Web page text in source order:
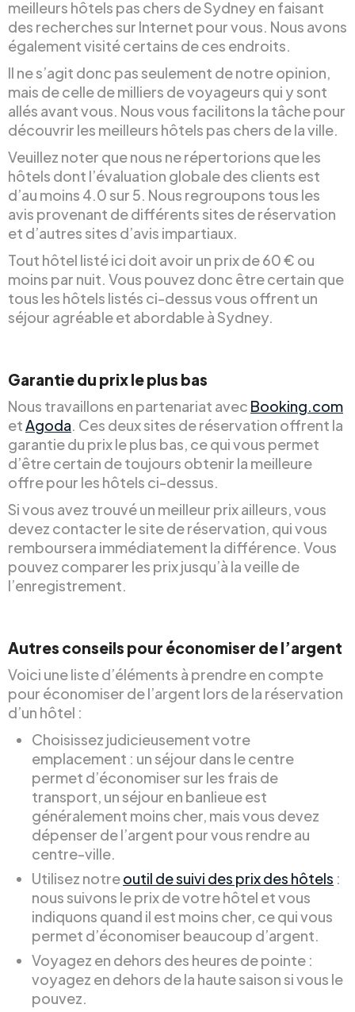
meilleurs hôtels pas chers de Sydney en faisant
des recherches sur Internet pour vous. Nous avons
également visité certains de ces endroits.
Il ne s’agit donc pas seulement de notre opinion,
mais de celle de milliers de voyageurs qui y sont
allés avant vous. Nous vous facilitons la tâche pour
découvrir les meilleurs hôtels pas chers de la ville.
Veuillez noter que nous ne répertorions que les
hôtels dont l’évaluation globale des clients est
d’au moins 4.0 sur 5. Nous regroupons tous les
avis provenant de différents sites de réservation
et d’autres sites d’avis impartiaux.
Tout hôtel listé ici doit avoir un prix de 60 € ou
moins par nuit. Vous pouvez donc être certain que
tous les hôtels listés ci-dessus vous offrent un
séjour agréable et abordable à Sydney.
Garantie du prix le plus bas
Nous travaillons en partenariat avec Booking.com
etAgoda. Ces deux sites de réservation offrent la
garantie du prix le plus bas, ce qui vous permet
d’être certain de toujours obtenir la meilleure
offre pour les hôtels ci-dessus.
Si vous avez trouvé un meilleur prix ailleurs, vous
devez contacter le site de réservation, qui vous
remboursera immédiatement la différence. Vous
pouvez comparer les prix jusqu’à la veille de
l’enregistrement.
Autres conseils pour économiser de l’argent
Voici une liste d’éléments à prendre en compte
pour économiser de l’argent lors de la réservation
d’un hôtel :
Choisissez judicieusement votre
emplacement : un séjour dans le centre
permet d’économiser sur les frais de
transport, un séjour en banlieue est
généralement moins cher, mais vous devez
dépenser de l’argent pour vous rendre au
centre-ville.
Utilisez notreoutil de suivi des prix des hôtels :
nous suivons le prix de votre hôtel et vous
indiquons quand il est moins cher, ce qui vous
permet d’économiser beaucoup d’argent.
Voyagez en dehors des heures de pointe :
voyagez en dehors de la haute saison si vous le
pouvez.